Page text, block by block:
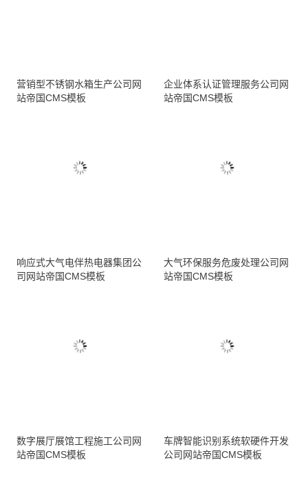
营销型不锈钢水箱生产公司网
站帝国CMS模板
企业体系认证管理服务公司网
站帝国CMS模板
响应式大气电伴热电器集团公
司网站帝国CMS模板
大气环保服务危废处理公司网
站帝国CMS模板
数字展厅展馆工程施工公司网
站帝国CMS模板
车牌智能识别系统软硬件开发
公司网站帝国CMS模板